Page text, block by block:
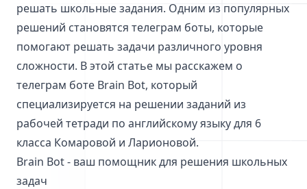
решать школьные задания. Одним из популярных
решений становятся телеграм боты, которые
помогают решать задачи различного уровня
сложности. В этой статье мы расскажем о
телеграм боте Brain Bot, который
специализируется на решении заданий из
рабочей тетради по английскому языку для 6
класса Комаровой и Ларионовой.
Brain Bot - ваш помощник для решения школьных
задач